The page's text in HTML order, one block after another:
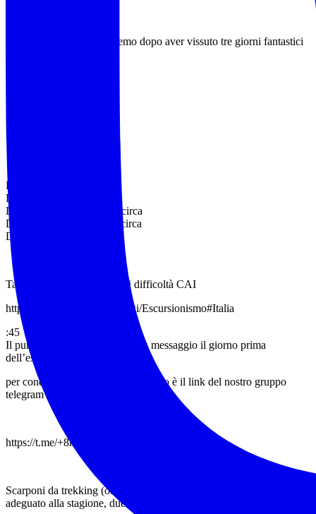
Nel pomeriggio ci saluteremo dopo aver vissuto tre giorni fantastici
Percorsi: anelli ,A/r
Difficoltà: t,t/e
Lunghezza: da 5 a 10 km circa
Dislivello: da 80 a 200 m circa
Durata: 6:00 ore circa
Tabella esplicativa dei livelli difficoltà CAI
https://it.m.wikipedia.org/wiki/Escursionismo#Italia
:45
Il punto esatto verrà indicato via messaggio il giorno prima
dell’escursione
per condividere passaggi auto questo è il link del nostro gruppo
telegram (passi e passaggi)
https://t.me/+8hUnWEuGfDdiZTE8
Scarponi da trekking (obbligatori), zaino 20/30l, abbigliamento
adeguato alla stagione, due paia di calzini di ricambio